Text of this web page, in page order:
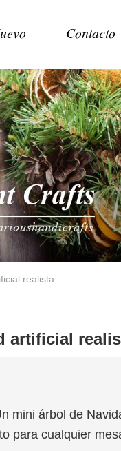
Contacto
realista
artificial
mini árbol de
para cualquier